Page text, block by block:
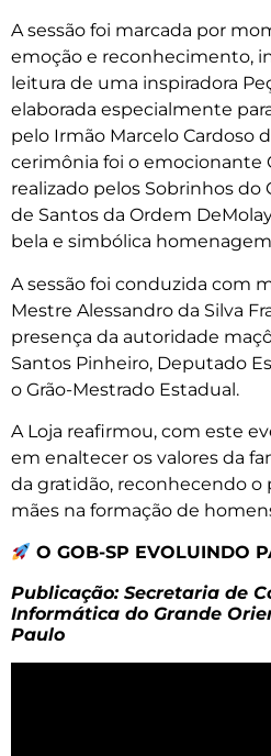
A sessão foi marcada por
emoção e reconhecimento,
leitura de uma inspiradora
elaborada especialmente
pelo Irmão Marcelo Cardoso
cerimônia foi o emocionante
realizado pelos Sobrinhos do
de Santos da Ordem
bela e simbólica
A sessão foi conduzida com
Mestre Alessandro da Silva
presença da autoridade
Santos Pinheiro, Deputado
o Grão-Mestrado Estadual.
A Loja reafirmou, com este
em enaltecer os valores da
da gratidão, reconhecendo o
mães na formação de
O GOB-SP EVOLUINDO
Publicação: Secretaria de
Informática do Grande
Paulo